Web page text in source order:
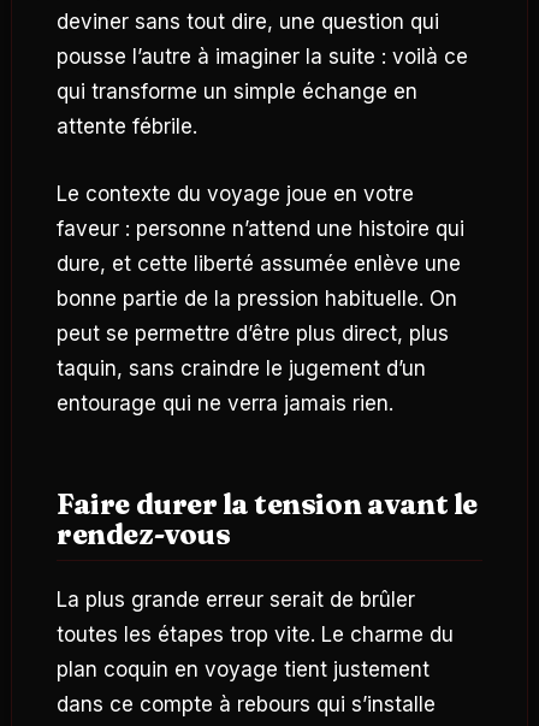
deviner sans tout dire, une question qui
pousse l’autre à imaginer la suite : voilà ce
qui transforme un simple échange en
attente fébrile.
Le contexte du voyage joue en votre
faveur : personne n’attend une histoire qui
dure, et cette liberté assumée enlève une
bonne partie de la pression habituelle. On
peut se permettre d’être plus direct, plus
taquin, sans craindre le jugement d’un
entourage qui ne verra jamais rien.
Faire durer la tension avant le
rendez-vous
La plus grande erreur serait de brûler
toutes les étapes trop vite. Le charme du
plan coquin en voyage tient justement
dans ce compte à rebours qui s’installe